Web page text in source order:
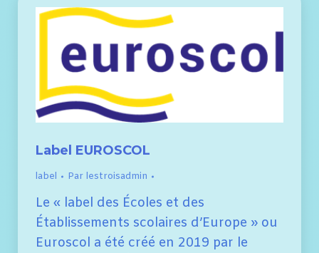
Label EUROSCOL
label Par lestroisadmin
Le « label des Écoles et des
Établissements scolaires d’Europe » ou
Euroscol a été créé en 2019 par le